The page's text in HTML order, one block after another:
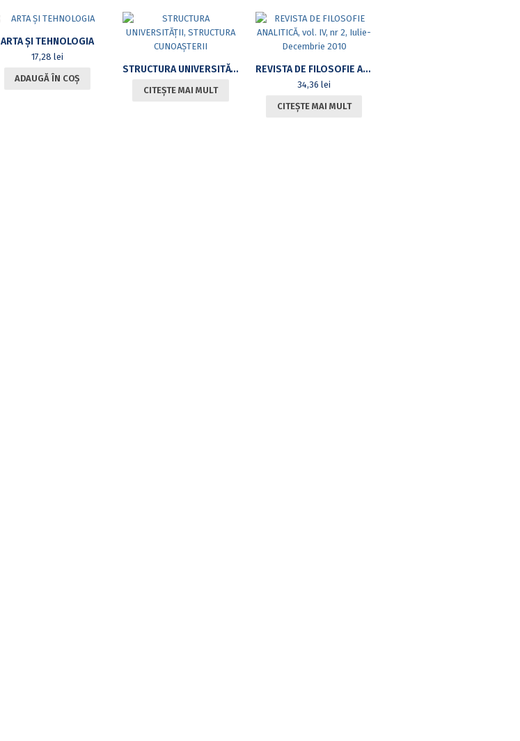
ARTA ȘI TEHNOLOGIA
17,28 lei
ADAUGĂ ÎN COȘ
STRUCTURA UNIVERSITĂȚII, STRUCTURA CUNOAȘTERII
CITEȘTE MAI MULT
REVISTA DE FILOSOFIE ANALITICĂ, VOL. IV, NR 2, IULIE-DECEMBRIE 2010
34,36 lei
CITEȘTE MAI MULT